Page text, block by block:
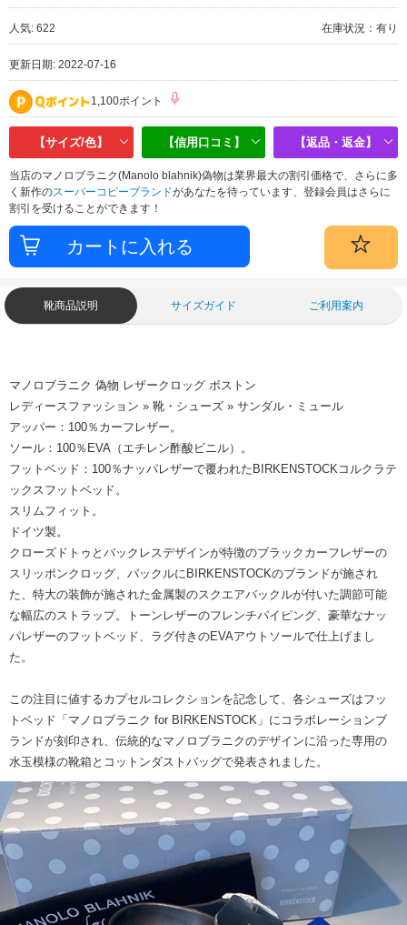
人気: 622 在庫状況：有り
更新日期: 2022-07-16
1,100ポイント
【サイズ/色】 【信用口コミ】 【返品・返金】
当店のマノロブラニク(Manolo blahnik)偽物は業界最大の割引価格で、さらに多
く新作のスーパーコピーブランドがあなたを待っています、登録会員はさらに
割引を受けることができます！
靴商品説明 サイズガイド ご利用案内
マノロブラニク 偽物 レザークロッグ ボストン
レディースファッション » 靴・シューズ » サンダル・ミュール
アッパー：100％カーフレザー。
ソール：100％EVA（エチレン酢酸ビニル）。
フットベッド：100％ナッパレザーで覆われたBIRKENSTOCKコルクラテ
ックスフットベッド。
スリムフィット。
ドイツ製。
クローズドトゥとバックレスデザインが特徴のブラックカーフレザーの
スリッポンクロッグ、バックルにBIRKENSTOCKのブランドが施され
た、特大の装飾が施された金属製のスクエアバックルが付いた調節可能
な幅広のストラップ。トーンレザーのフレンチパイピング、豪華なナッ
パレザーのフットベッド、ラグ付きのEVAアウトソールで仕上げまし
た。
この注目に値するカプセルコレクションを記念して、各シューズはフッ
トベッド「マノロブラニク for BIRKENSTOCK」にコラボレーションブ
ランドが刻印され、伝統的なマノロブラニクのデザインに沿った専用の
水玉模様の靴箱とコットンダストバッグで発表されました。